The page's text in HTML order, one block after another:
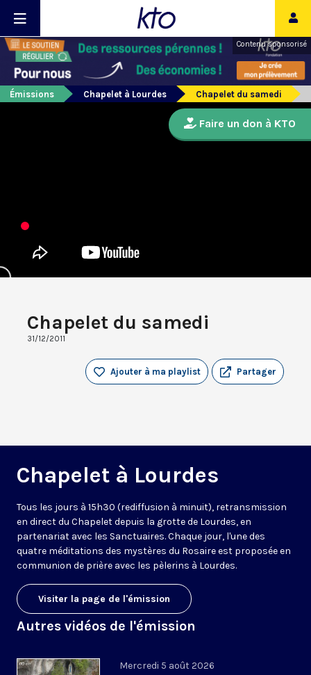
Contenu sponsorisé
Émissions Chapelet à Lourdes Chapelet du samedi
Chapelet du samedi
31/12/2011
Partager
Ajouter à ma playlist
Chapelet à Lourdes
Tous les jours à 15h30 (rediffusion à minuit), retransmission
en direct du Chapelet depuis la grotte de Lourdes, en
partenariat avec les Sanctuaires. Chaque jour, l'une des
quatre méditations des mystères du Rosaire est proposée en
communion de prière avec les pèlerins à Lourdes.
Visiter la page de l'émission
Autres vidéos de l'émission
Mercredi 5 août 2026
Faire un don à KTO